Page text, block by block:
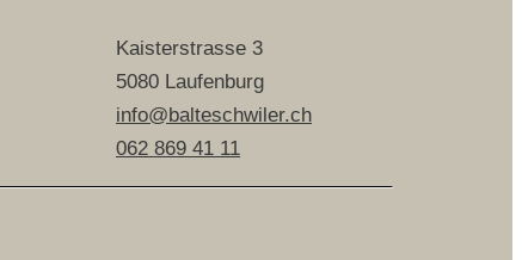
Kaisterstrasse 3
5080 Laufenburg
info@balteschwiler.ch
062 869 41 11